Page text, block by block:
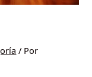
/ Por